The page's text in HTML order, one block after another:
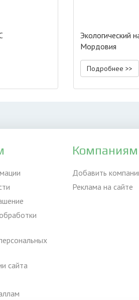
Экологический
Мордовия
Подробнее >>
сайта
Компаниям
Добавить
Реклама на сайте